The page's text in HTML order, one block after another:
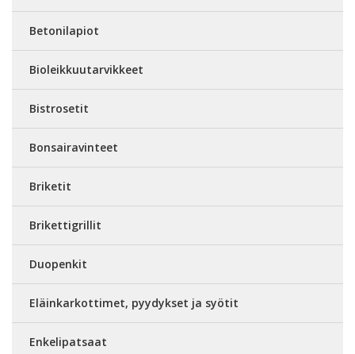
Betonilapiot
Bioleikkuutarvikkeet
Bistrosetit
Bonsairavinteet
Briketit
Brikettigrillit
Duopenkit
Eläinkarkottimet, pyydykset ja syötit
Enkelipatsaat